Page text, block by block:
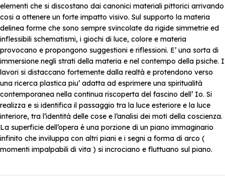
elementi che si discostano dai canonici materiali pittorici arrivando
cosi a ottenere un forte impatto visivo. Sul supporto la materia
delinea forme che sono sempre svincolate da rigide simmetrie ed
inflessibili schematismi, i giochi di luce, colore e materia
provocano e propongono suggestioni e riflessioni. E’ una sorta di
immersione negli strati della materia e nel contempo della psiche. I
lavori si distaccano fortemente dalla realtà e protendono verso
una ricerca plastica piu’ adatta ad esprimere una spiritualità
contemporanea nella continua riscoperta del fascino dell’ Io. Si
realizza e si identifica il passaggio tra la luce esteriore e la luce
interiore, tra l’identità delle cose e l’analisi dei moti della coscienza.
La superficie dell’opera è una porzione di un piano immaginario
infinito che inviluppa con altri piani e i segni a forma di arco (
momenti impalpabili di vita ) si incrociano e fluttuano sul piano.